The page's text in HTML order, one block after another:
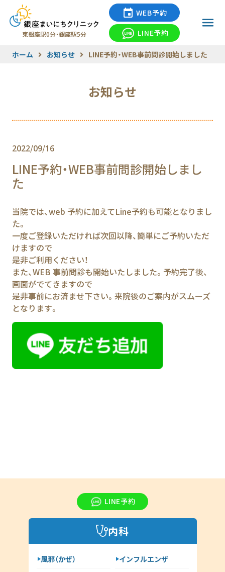
東銀座駅0分・銀座駅5分
WEB予約
LINE予約
ホーム お知らせ LINE予約・WEB事前問診開始しました
お知らせ
2022/09/16
LINE予約・WEB事前問診開始しまし
た
当院では、web 予約に加えてLine予約も可能となりまし
た。
一度ご登録いただければ次回以降、簡単にご予約いただ
けますので
是非ご利用ください！
また、WEB 事前問診も開始いたしました。予約完了後、
画面がでてきますので
是非事前にお済ませ下さい。来院後のご案内がスムーズ
となります。
LINE予約
内科
風邪（かぜ）
インフルエンザ